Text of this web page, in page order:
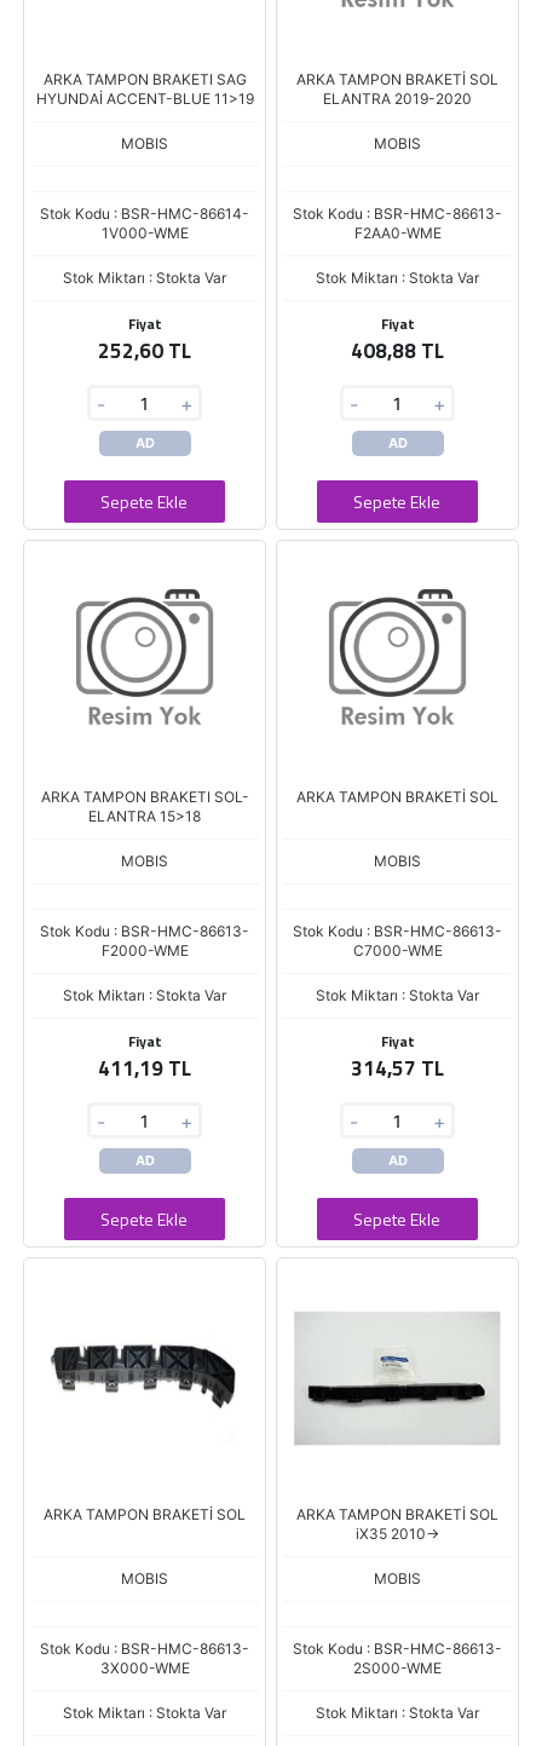
ARKA TAMPON BRAKETI SAG
HYUNDAİ ACCENT-BLUE 11>19
MOBIS
Stok Kodu : BSR-HMC-86614-
1V000-WME
Stok Miktarı : Stokta Var
Fiyat
252,60 TL
- +
AD
Sepete Ekle
ARKA TAMPON BRAKETİ SOL
ELANTRA 2019-2020
MOBIS
Stok Kodu : BSR-HMC-86613-
F2AA0-WME
Stok Miktarı : Stokta Var
Fiyat
408,88 TL
- +
AD
Sepete Ekle
ARKA TAMPON BRAKETI SOL-
ELANTRA 15>18
MOBIS
Stok Kodu : BSR-HMC-86613-
F2000-WME
Stok Miktarı : Stokta Var
Fiyat
411,19 TL
- +
AD
Sepete Ekle
ARKA TAMPON BRAKETİ SOL
MOBIS
Stok Kodu : BSR-HMC-86613-
C7000-WME
Stok Miktarı : Stokta Var
Fiyat
314,57 TL
- +
AD
Sepete Ekle
ARKA TAMPON BRAKETİ SOL
MOBIS
Stok Kodu : BSR-HMC-86613-
3X000-WME
Stok Miktarı : Stokta Var
ARKA TAMPON BRAKETİ SOL
iX35 2010->
MOBIS
Stok Kodu : BSR-HMC-86613-
2S000-WME
Stok Miktarı : Stokta Var